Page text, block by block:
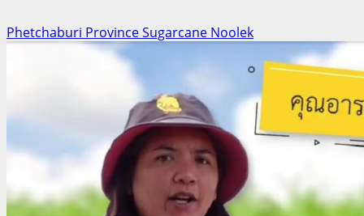
Phetchaburi Province Sugarcane Noolek